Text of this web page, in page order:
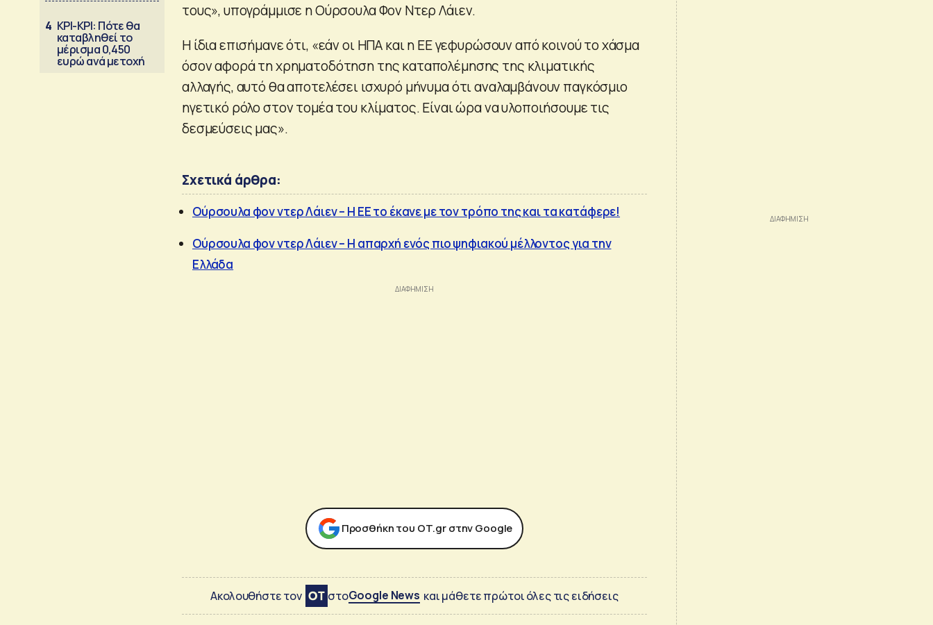
4 ΚΡΙ-ΚΡΙ: Πότε θα
καταβληθεί το
μέρισμα 0,450
ευρώ ανά μετοχή
τους», υπογράμμισε η Ούρσουλα Φον Ντερ Λάιεν.
Η ίδια επισήμανε ότι, «εάν οι ΗΠΑ και η ΕΕ γεφυρώσουν από κοινού το χάσμα
όσον αφορά τη χρηματοδότηση της καταπολέμησης της κλιματικής
αλλαγής, αυτό θα αποτελέσει ισχυρό μήνυμα ότι αναλαμβάνουν παγκόσμιο
ηγετικό ρόλο στον τομέα του κλίματος. Είναι ώρα να υλοποιήσουμε τις
δεσμεύσεις μας».
Σχετικά άρθρα:
Ούρσουλα φον ντερ Λάιεν – Η ΕΕ το έκανε με τον τρόπο της και τα κατάφερε!
Ούρσουλα φον ντερ Λάιεν – Η απαρχή ενός πιο ψηφιακού μέλλοντος για την
Ελλάδα
Προσθήκη του ΟΤ.gr στην Google
Ακολουθήστε τον στοGoogle News και μάθετε πρώτοι όλες τις ειδήσεις